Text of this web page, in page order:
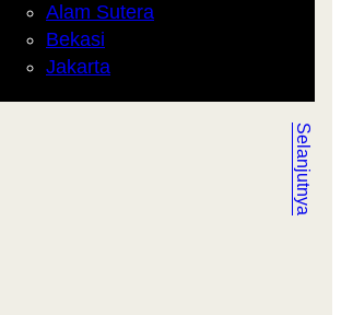
Alam Sutera
Bekasi
Jakarta
Selanjutnya